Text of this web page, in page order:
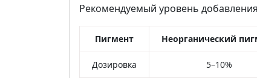
Рекомендуемый уровень
Пигмент Неорганический
Дозировка 5–10%